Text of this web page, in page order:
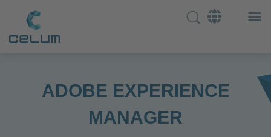
ADOBE EXPERIENCE
MANAGER